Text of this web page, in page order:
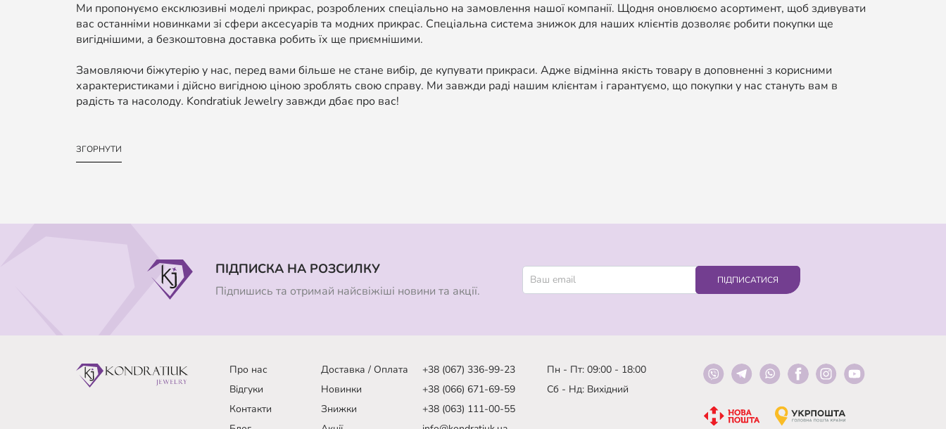
Ми пропонуємо ексклюзивні моделі прикрас, розроблених спеціально на замовлення нашої компанії. Щодня оновлюємо асортимент, щоб здивувати
вас останніми новинками зі сфери аксесуарів та модних прикрас. Спеціальна система знижок для наших клієнтів дозволяє робити покупки ще
вигіднішими, а безкоштовна доставка робить їх ще приємнішими.
Замовляючи біжутерію у нас, перед вами більше не стане вибір, де купувати прикраси. Адже відмінна якість товару в доповненні з корисними
характеристиками і дійсно вигідною ціною зроблять свою справу. Ми завжди раді нашим клієнтам і гарантуємо, що покупки у нас стануть вам в
радість та насолоду. Kondratiuk Jewelry завжди дбає про вас!
ЗГОРНУТИ
ПІДПИСКА НА РОЗСИЛКУ
Підпишись та отримай найсвіжіші новини та акції.
ПІДПИСАТИСЯ
Про нас
Доставка / Оплата
Відгуки
Новинки
Контакти
Знижки
+38 (067) 336-99-23
+38 (066) 671-69-59
+38 (063) 111-00-55
Пн - Пт: 09:00 - 18:00
Сб - Нд: Вихідний